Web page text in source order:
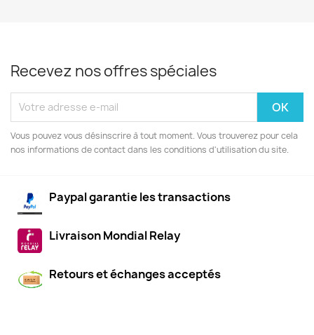
Recevez nos offres spéciales
Vous pouvez vous désinscrire à tout moment. Vous trouverez pour cela
nos informations de contact dans les conditions d'utilisation du site.
Paypal garantie les transactions
Livraison Mondial Relay
Retours et échanges acceptés